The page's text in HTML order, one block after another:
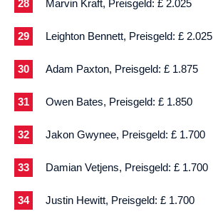
Marvin Kraft, Preisgeld: £ 2.025
Leighton Bennett, Preisgeld: £ 2.025
Adam Paxton, Preisgeld: £ 1.875
Owen Bates, Preisgeld: £ 1.850
Jakon Gwynee, Preisgeld: £ 1.700
Damian Vetjens, Preisgeld: £ 1.700
Justin Hewitt, Preisgeld: £ 1.700